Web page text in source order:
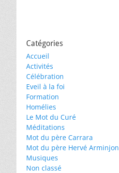
Catégories
Accueil
Activités
Célébration
Eveil à la foi
Formation
Homélies
Le Mot du Curé
Méditations
Mot du père Carrara
Mot du père Hervé Arminjon
Musiques
Non classé